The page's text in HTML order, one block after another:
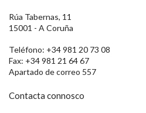
Rúa Tabernas, 11
15001 - A Coruña
Teléfono: +34 981 20 73 08
Fax: +34 981 21 64 67
Apartado de correo 557
Contacta connosco